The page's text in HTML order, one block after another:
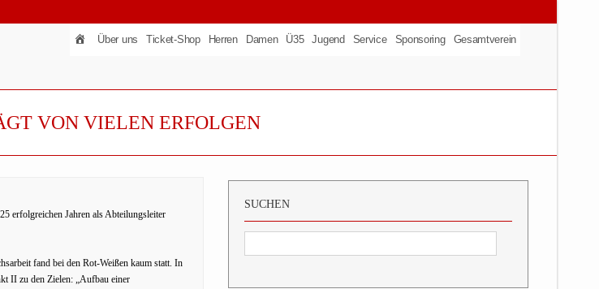
Über uns Ticket-Shop Herren Damen Ü35 Jugend Service Sponsoring Gesamtverein
VON VIELEN ERFOLGEN
erfolgreichen Jahren als Abteilungsleiter
fand bei den Rot-Weißen kaum statt. In
II zu den Zielen: „Aufbau einer
SUCHEN